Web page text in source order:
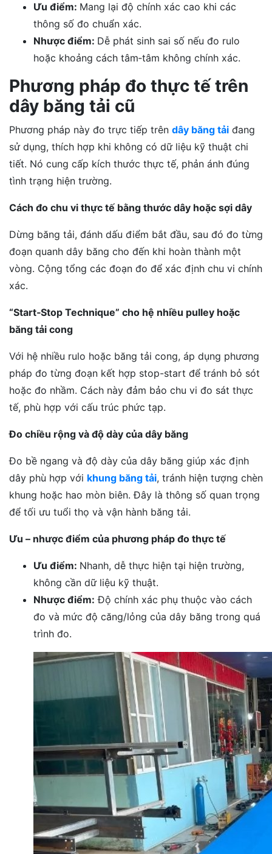
Ưu điểm: Mang lại độ chính xác cao khi các
thông số đo chuẩn xác.
Nhược điểm: Dễ phát sinh sai số nếu đo rulo
hoặc khoảng cách tâm‑tâm không chính xác.
Phương pháp đo thực tế trên
dây băng tải cũ
Phương pháp này đo trực tiếp trên dây băng tải đang
sử dụng, thích hợp khi không có dữ liệu kỹ thuật chi
tiết. Nó cung cấp kích thước thực tế, phản ánh đúng
tình trạng hiện trường.
Cách đo chu vi thực tế bằng thước dây hoặc sợi dây
Dừng băng tải, đánh dấu điểm bắt đầu, sau đó đo từng
đoạn quanh dây băng cho đến khi hoàn thành một
vòng. Cộng tổng các đoạn đo để xác định chu vi chính
xác.
“Start‑Stop Technique” cho hệ nhiều pulley hoặc
băng tải cong
Với hệ nhiều rulo hoặc băng tải cong, áp dụng phương
pháp đo từng đoạn kết hợp stop-start để tránh bỏ sót
hoặc đo nhầm. Cách này đảm bảo chu vi đo sát thực
tế, phù hợp với cấu trúc phức tạp.
Đo chiều rộng và độ dày của dây băng
Đo bề ngang và độ dày của dây băng giúp xác định
dây phù hợp với khung băng tải, tránh hiện tượng chèn
khung hoặc hao mòn biên. Đây là thông số quan trọng
để tối ưu tuổi thọ và vận hành băng tải.
Ưu – nhược điểm của phương pháp đo thực tế
Ưu điểm: Nhanh, dễ thực hiện tại hiện trường,
không cần dữ liệu kỹ thuật.
Nhược điểm: Độ chính xác phụ thuộc vào cách
đo và mức độ căng/lỏng của dây băng trong quá
trình đo.